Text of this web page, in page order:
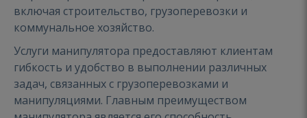
включая строительство, грузоперевозки и
коммунальное хозяйство.
Услуги манипулятора предоставляют клиентам
гибкость и удобство в выполнении различных
задач, связанных с грузоперевозками и
манипуляциями. Главным преимуществом